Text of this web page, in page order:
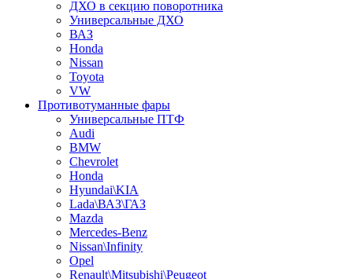
ДХО в секцию поворотника
Универсальные ДХО
ВАЗ
Honda
Nissan
Toyota
VW
Противотуманные фары
Универсальные ПТФ
Audi
BMW
Chevrolet
Honda
Hyundai\KIA
Lada\ВАЗ\ГАЗ
Mazda
Mercedes-Benz
Nissan\Infinity
Opel
Renault\Mitsubishi\Peugeot